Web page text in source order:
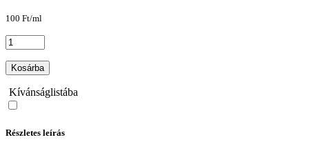
100 Ft/ml
Kosárba
Kívánságlistába
Részletes leírás